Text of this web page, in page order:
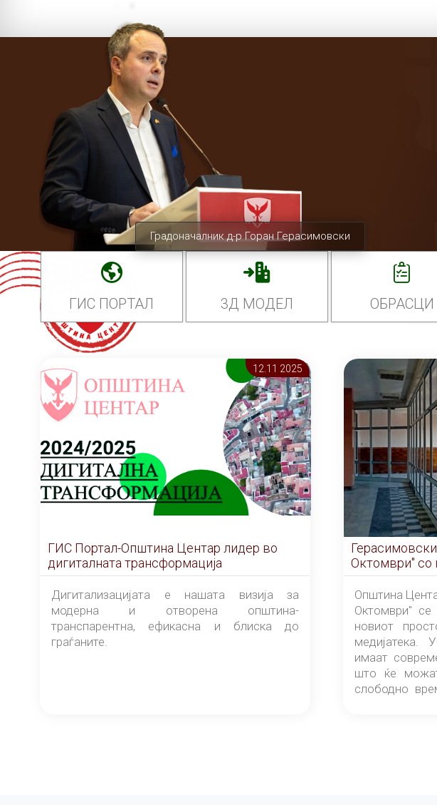
Градоначалник д-р Горан Герасимовски
ГИС ПОРТАЛ 3Д МОДЕЛ ОБРАСЦИ
12.11 2025
ГИС Портал-Општина Центар лидер во
дигиталната трансформација
Дигитализацијата е нашата визија за
модерна и отворена општина-
транспарентна, ефикасна и блиска до
граѓаните.
Октомври" со
од септември
Општина
Октомври" се
новиот
медијатека.
имаат
што ќе
слободно